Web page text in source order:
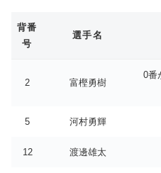
背番
号
選手名
2 富樫勇樹
0番
5 河村勇輝
12 渡邊雄太